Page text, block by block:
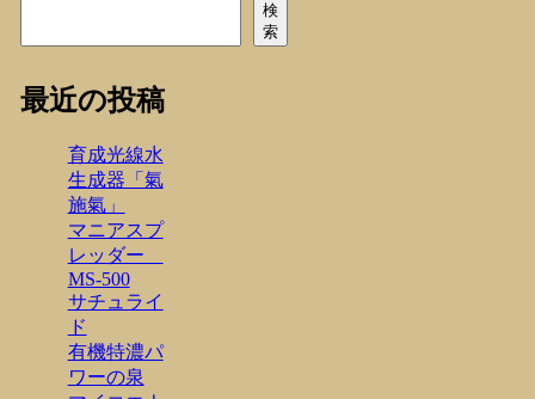
検
索
最近の投稿
育成光線水
生成器「氣
施氣」
マニアスプ
レッダー
MS-500
サチュライ
ド
有機特濃パ
ワーの泉